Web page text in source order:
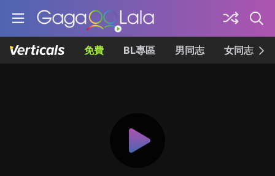
免費 BL專區 男同志 女同志